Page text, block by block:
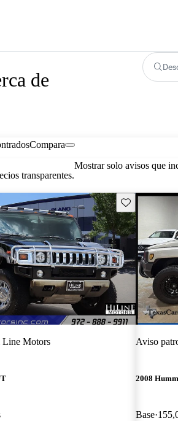
de
Compara
transparentes.
Mostrar solo avisos que
Guarda este
Motors Aviso
2008
Base